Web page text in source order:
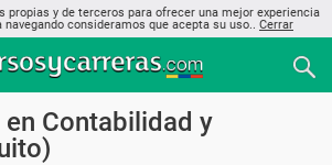
propias y de terceros para ofrecer una mejor experiencia
consideramos que acepta su uso.. Cerrar
Contabilidad y